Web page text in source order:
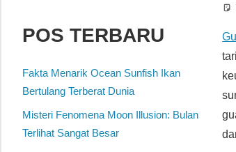
POS TERBARU
Fakta Menarik Ocean Sunfish Ikan
Bertulang Terberat Dunia
Misteri Fenomena Moon Illusion: Bulan
Terlihat Sangat Besar